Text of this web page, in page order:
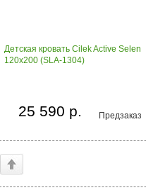
Детская кровать Cilek Active Selen
120x200 (SLA-1304)
Предзаказ
25 590 р.